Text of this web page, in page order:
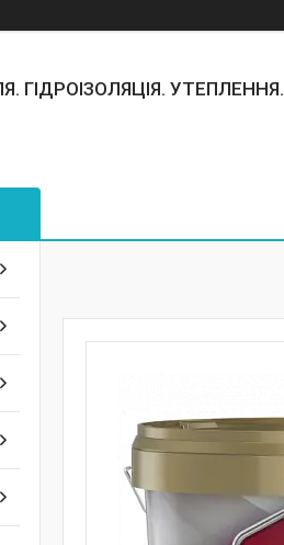
ГІДРОІЗОЛЯЦІЯ. УТЕПЛЕННЯ.